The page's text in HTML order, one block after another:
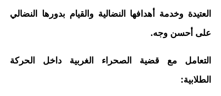
العتيدة وخدمة أهدافها النضالية والقيام بدورها النضالي
على أحسن وجه.
التعامل مع قضية الصحراء الغربية داخل الحركة
الطلابية: